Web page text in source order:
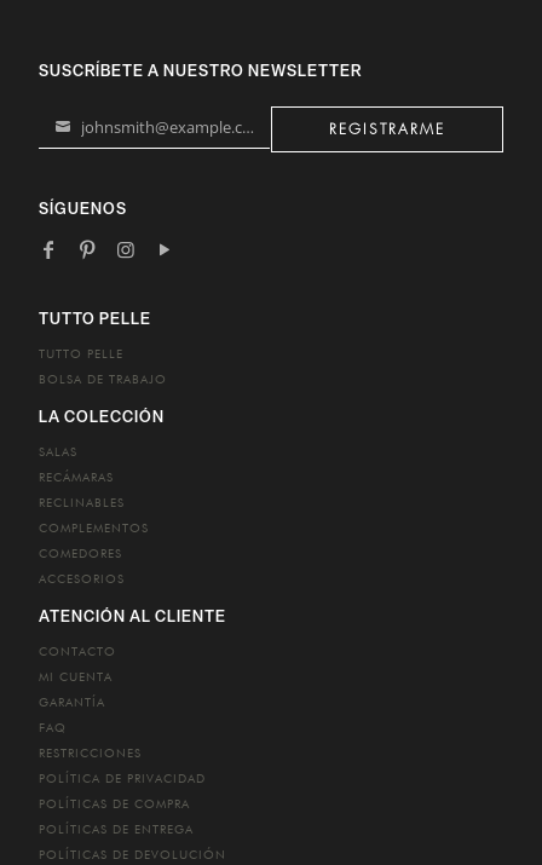
SUSCRÍBETE A NUESTRO NEWSLETTER
Your
johnsmith@example.com REGISTRARME
SÍGUENOS
TUTTO PELLE
TUTTO PELLE
BOLSA DE TRABAJO
LA COLECCIÓN
SALAS
RECÁMARAS
RECLINABLES
COMPLEMENTOS
COMEDORES
ACCESORIOS
ATENCIÓN AL CLIENTE
CONTACTO
MI CUENTA
GARANTÍA
FAQ
RESTRICCIONES
POLÍTICA DE PRIVACIDAD
POLÍTICAS DE COMPRA
POLÍTICAS DE ENTREGA
POLÍTICAS DE DEVOLUCIÓN